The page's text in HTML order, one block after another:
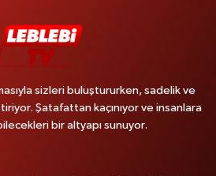
sizleri buluştururken, sadelik ve
Şatafattan kaçınıyor ve insanlara
bir altyapı sunuyor.